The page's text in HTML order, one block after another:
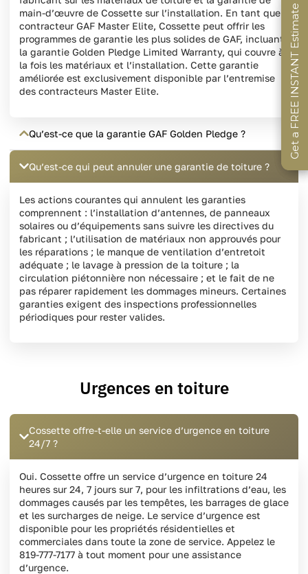
main-d’œuvre de Cossette sur l’installation. En tant que
contracteur GAF Master Elite, Cossette peut offrir les
programmes de garantie les plus solides de GAF, incluant
la garantie Golden Pledge Limited Warranty, qui couvre à
la fois les matériaux et l’installation. Cette garantie
améliorée est exclusivement disponible par l’entremise
des contracteurs Master Elite.
Qu’est-ce que la garantie GAF Golden Pledge ?
Qu’est-ce qui peut annuler une garantie de toiture ?
Les actions courantes qui annulent les garanties
comprennent : l’installation d’antennes, de panneaux
solaires ou d’équipements sans suivre les directives du
fabricant ; l’utilisation de matériaux non approuvés pour
les réparations ; le manque de ventilation d’entretoit
adéquate ; le lavage à pression de la toiture ; la
circulation piétonnière non nécessaire ; et le fait de ne
pas réparer rapidement les dommages mineurs. Certaines
garanties exigent des inspections professionnelles
périodiques pour rester valides.
Urgences en toiture
Cossette offre-t-elle un service d’urgence en toiture
24/7 ?
Oui. Cossette offre un service d’urgence en toiture 24
heures sur 24, 7 jours sur 7, pour les infiltrations d’eau, les
dommages causés par les tempêtes, les barrages de glace
et les surcharges de neige. Le service d’urgence est
disponible pour les propriétés résidentielles et
commerciales dans toute la zone de service. Appelez le
819-777-7177 à tout moment pour une assistance
d’urgence.
Get a FREE INSTANT Estimate
Get a FREE INSTANT Estimate
Get a FREE INSTANT Estimate